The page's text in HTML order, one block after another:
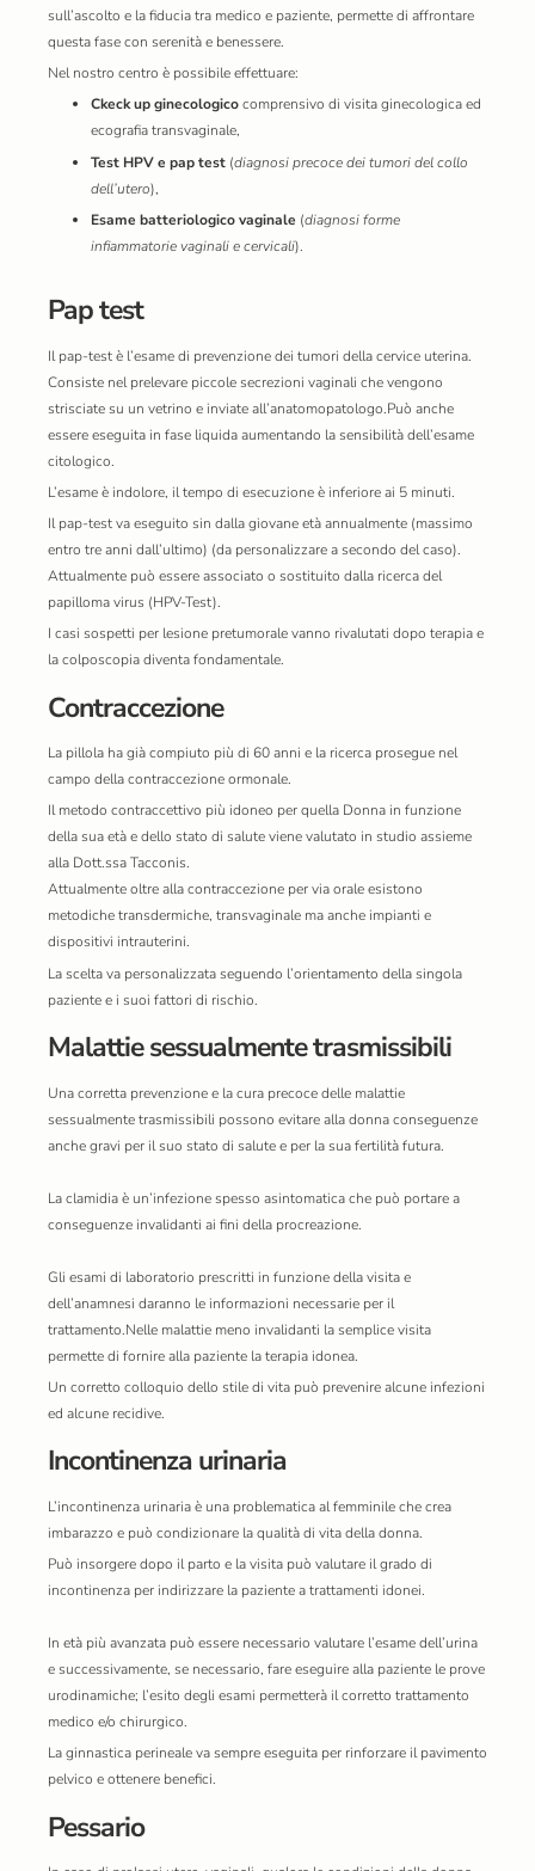
sull’ascolto e la fiducia tra medico e paziente, permette di affrontare
questa fase con serenità e benessere.
Nel nostro centro è possibile effettuare:
Ckeck up ginecologicocomprensivo di visita ginecologica ed
ecografia transvaginale,
Test HPV e pap test (diagnosi precoce dei tumori del collo
dell’utero),
Esame batteriologico vaginale (diagnosi forme
infiammatorie vaginali e cervicali).
Pap test
Il pap-test è l’esame di prevenzione dei tumori della cervice uterina.
Consiste nel prelevare piccole secrezioni vaginali che vengono
strisciate su un vetrino e inviate all’anatomopatologo.Può anche
essere eseguita in fase liquida aumentando la sensibilità dell’esame
citologico.
L’esame è indolore, il tempo di esecuzione è inferiore ai 5 minuti.
Il pap-test va eseguito sin dalla giovane età annualmente (massimo
entro tre anni dall’ultimo) (da personalizzare a secondo del caso).
Attualmente può essere associato o sostituito dalla ricerca del
papilloma virus (HPV-Test).
I casi sospetti per lesione pretumorale vanno rivalutati dopo terapia e
la colposcopia diventa fondamentale.
Contraccezione
La pillola ha già compiuto più di 60 anni e la ricerca prosegue nel
campo della contraccezione ormonale.
Il metodo contraccettivo più idoneo per quella Donna in funzione
della sua età e dello stato di salute viene valutato in studio assieme
alla Dott.ssa Tacconis.
Attualmente oltre alla contraccezione per via orale esistono
metodiche transdermiche, transvaginale ma anche impianti e
dispositivi intrauterini.
La scelta va personalizzata seguendo l’orientamento della singola
paziente e i suoi fattori di rischio.
Malattie sessualmente trasmissibili
Una corretta prevenzione e la cura precoce delle malattie
sessualmente trasmissibili possono evitare alla donna conseguenze
anche gravi per il suo stato di salute e per la sua fertilità futura.
La clamidia è un’infezione spesso asintomatica che può portare a
conseguenze invalidanti ai fini della procreazione.
Gli esami di laboratorio prescritti in funzione della visita e
dell’anamnesi daranno le informazioni necessarie per il
trattamento.Nelle malattie meno invalidanti la semplice visita
permette di fornire alla paziente la terapia idonea.
Un corretto colloquio dello stile di vita può prevenire alcune infezioni
ed alcune recidive.
Incontinenza urinaria
L’incontinenza urinaria è una problematica al femminile che crea
imbarazzo e può condizionare la qualità di vita della donna.
Può insorgere dopo il parto e la visita può valutare il grado di
incontinenza per indirizzare la paziente a trattamenti idonei.
In età più avanzata può essere necessario valutare l’esame dell’urina
e successivamente, se necessario, fare eseguire alla paziente le prove
urodinamiche; l’esito degli esami permetterà il corretto trattamento
medico e/o chirurgico.
La ginnastica perineale va sempre eseguita per rinforzare il pavimento
pelvico e ottenere benefici.
Pessario